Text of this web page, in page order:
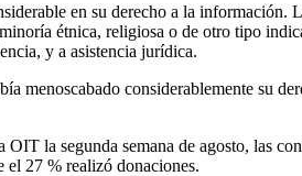
en su derecho a la información.
étnica, religiosa o de otro tipo
y a asistencia jurídica.
menoscabado considerablemente su
la segunda semana de agosto, las
el 27 % realizó donaciones.